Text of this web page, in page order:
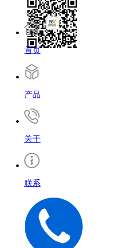
首页
产品
关于
联系